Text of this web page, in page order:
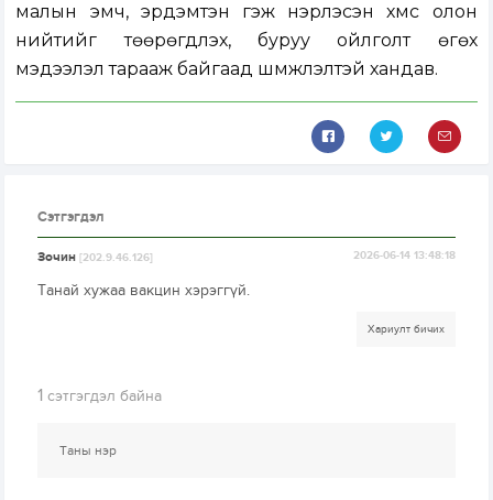
малын эмч, эрдэмтэн гэж нэрлэсэн хүмүүс олон
нийтийг төөрөгдүүлэх, буруу ойлголт өгөх
мэдээлэл тарааж байгаад шүүмжлэлтэй хандав.
Сэтгэгдэл
Зочин[202.9.46.126] 2026-06-14 13:48:18
Танай хужаа вакцин хэрэггүй.
Хариулт бичих
1 сэтгэгдэл байна